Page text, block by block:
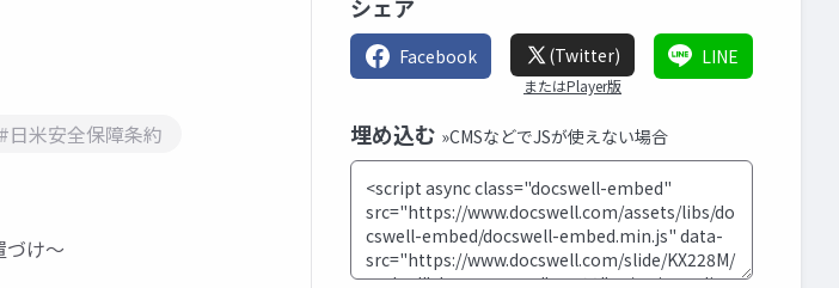
#日米安全保障条約
づけ～
シェア
Facebook (Twitter)
またはPlayer版
LINE
埋め込む »CMSなどでJSが使えない場合